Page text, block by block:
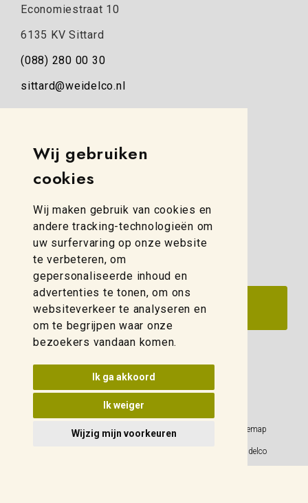
Wij gebruiken
cookies
Wij maken gebruik van cookies en
andere tracking-technologieën om
uw surfervaring op onze website
te verbeteren, om
gepersonaliseerde inhoud en
advertenties te tonen, om ons
websiteverkeer te analyseren en
om te begrijpen waar onze
bezoekers vandaan komen.
Ik ga akkoord
Ik weiger
Wijzig mijn voorkeuren
Economiestraat 10
6135 KV Sittard
(088) 280 00 30
sittard@weidelco.nl
8013 NB Zwolle
zwolle@weidelco.nl
Privacy Policy Sitemap
© 2026 Weidelco